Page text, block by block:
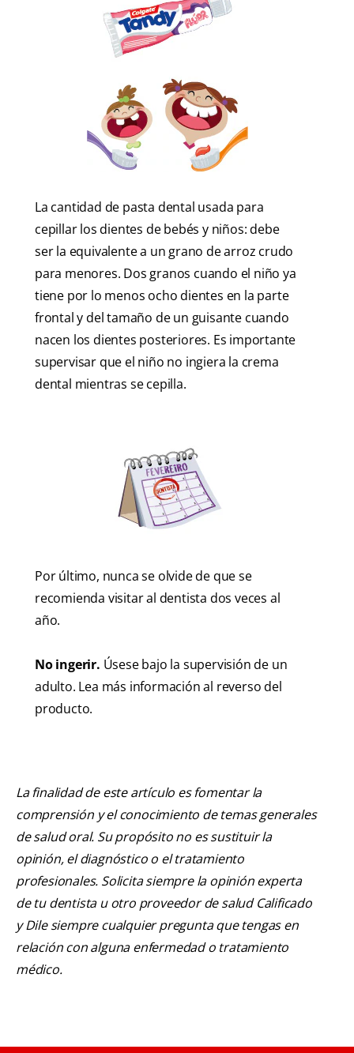
La cantidad de pasta dental usada para
cepillar los dientes de bebés y niños: debe
ser la equivalente a un grano de arroz crudo
para menores. Dos granos cuando el niño ya
tiene por lo menos ocho dientes en la parte
frontal y del tamaño de un guisante cuando
nacen los dientes posteriores. Es importante
supervisar que el niño no ingiera la crema
dental mientras se cepilla.
Por último, nunca se olvide de que se
recomienda visitar al dentista dos veces al
año.
No ingerir. Úsese bajo la supervisión de un
adulto. Lea más información al reverso del
producto.
La finalidad de este artículo es fomentar la
comprensión y el conocimiento de temas generales
de salud oral. Su propósito no es sustituir la
opinión, el diagnóstico o el tratamiento
profesionales. Solicita siempre la opinión experta
de tu dentista u otro proveedor de salud Calificado
y Dile siempre cualquier pregunta que tengas en
relación con alguna enfermedad o tratamiento
médico.